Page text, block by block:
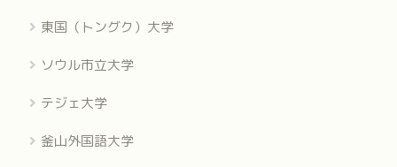
東国（トングク）大学
ソウル市立大学
テジェ大学
釜山外国語大学